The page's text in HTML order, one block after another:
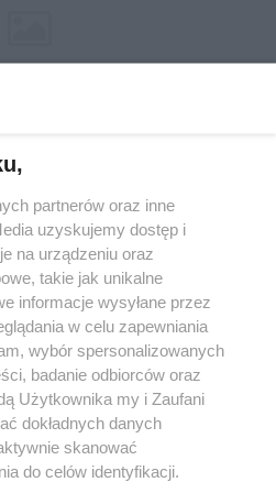
nie może być powielany i
w jakikolwiek sposób (w
na jakimkolwiek polu
włącznie z umieszczaniem w
praw. Jakiekolwiek użycie lub
lub w części z naruszeniem prawa,
pod groźbą kary i może być
partnerów oraz inne
uzyskujemy dostęp i
na urządzeniu oraz
takie jak unikalne
informacje wysyłane przez
w celu zapewniania
wybór spersonalizowanych
badanie odbiorców oraz
Użytkownika my i Zaufani
dokładnych danych
skanować
do celów identyfikacji.